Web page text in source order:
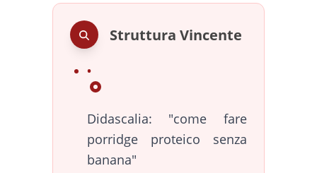
Struttura Vincente
Didascalia: "come fare
porridge proteico senza
banana"